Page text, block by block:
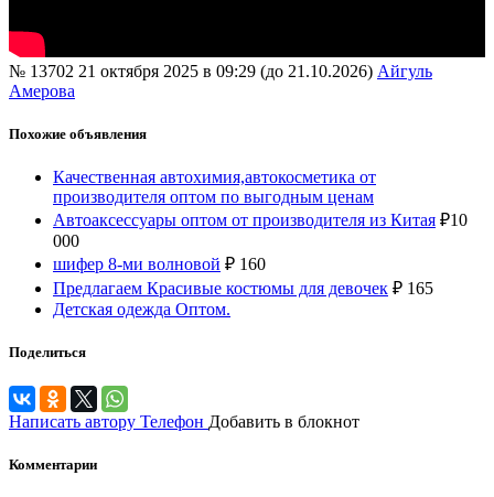
№ 13702 21 октября 2025 в 09:29 (до 21.10.2026) Айгуль
Амерова
Похожие объявления
Качественная автохимия,автокосметика от
производителя оптом по выгодным ценам
Автоаксессуары оптом от производителя из Китая ₽10
000
шифер 8-ми волновой ₽ 160
Предлагаем Красивые костюмы для девочек ₽ 165
Детская одежда Оптом.
Поделиться
Написать автору Телефон Добавить в блокнот
Комментарии